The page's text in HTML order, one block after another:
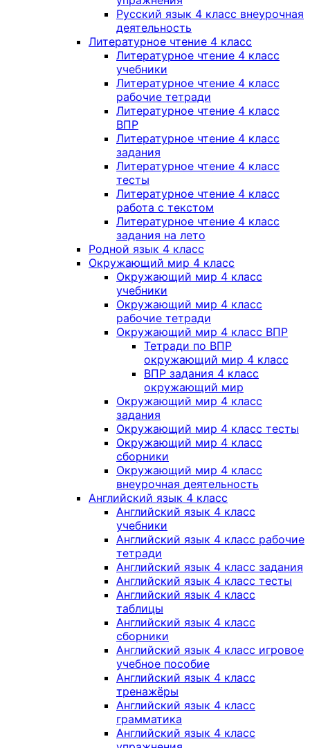
Русский язык 4 класс внеурочная
деятельность
Литературное чтение 4 класс
Литературное чтение 4 класс
учебники
Литературное чтение 4 класс
рабочие тетради
Литературное чтение 4 класс
ВПР
Литературное чтение 4 класс
задания
Литературное чтение 4 класс
тесты
Литературное чтение 4 класс
работа с текстом
Литературное чтение 4 класс
задания на лето
Родной язык 4 класс
Окружающий мир 4 класс
Окружающий мир 4 класс
учебники
Окружающий мир 4 класс
рабочие тетради
Окружающий мир 4 класс ВПР
Тетради по ВПР
окружающий мир 4 класс
ВПР задания 4 класс
окружающий мир
Окружающий мир 4 класс
задания
Окружающий мир 4 класс тесты
Окружающий мир 4 класс
сборники
Окружающий мир 4 класс
внеурочная деятельность
Английский язык 4 класс
Английский язык 4 класс
учебники
Английский язык 4 класс рабочие
тетради
Английский язык 4 класс задания
Английский язык 4 класс тесты
Английский язык 4 класс
таблицы
Английский язык 4 класс
сборники
Английский язык 4 класс игровое
учебное пособие
Английский язык 4 класс
тренажёры
Английский язык 4 класс
грамматика
Английский язык 4 класс